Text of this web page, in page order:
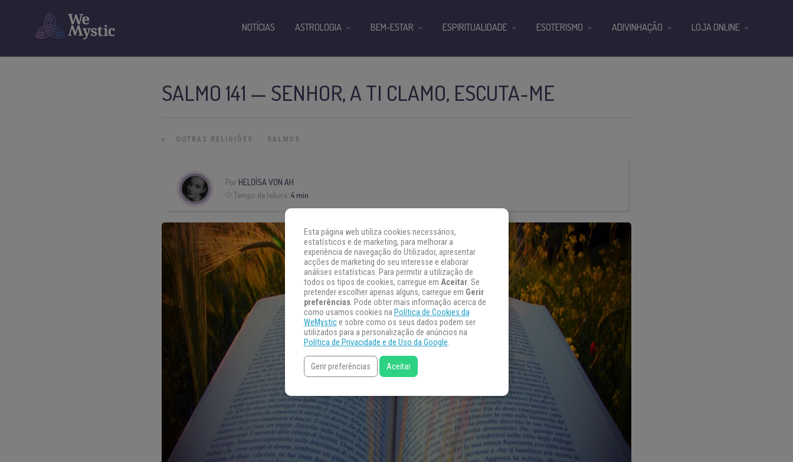
SALMO 141 — SENHOR, A TI CLAMO, ESCUTA-ME
» OUTRAS RELIGIÕES SALMOS
Por HELOÍSA VON AH
Tempo de leitura: 4 min
NOTÍCIAS ASTROLOGIA BEM-ESTAR ESPIRITUALIDADE ESOTERISMO ADIVINHAÇÃO LOJA ONLINE
Esta página web utiliza cookies necessários,
estatísticos e de marketing, para melhorar a
experiência de navegação do Utilizador, apresentar
acções de marketing do seu interesse e elaborar
análises estatísticas. Para permitir a utilização de
todos os tipos de cookies, carregue em Aceitar. Se
pretender escolher apenas alguns, carregue em Gerir
preferências. Pode obter mais informação acerca de
como usamos cookies na Política de Cookies da
WeMystice sobre como os seus dados podem ser
utilizados para a personalização de anúncios na
Política de Privacidade e de Uso da Google.
Gerir preferências Aceitar